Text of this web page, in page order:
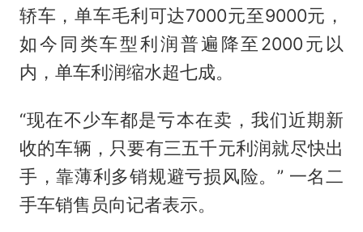
轿车，单车毛利可达7000元至9000元，
如今同类车型利润普遍降至2000元以
内，单车利润缩水超七成。
“现在不少车都是亏本在卖，我们近期新
收的车辆，只要有三五千元利润就尽快出
手，靠薄利多销规避亏损风险。” 一名二
手车销售员向记者表示。